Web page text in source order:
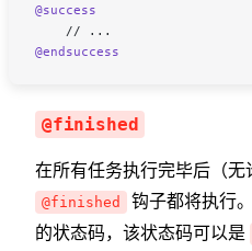
@success
    // ...
@endsuccess
@finished
在所有任务执行完毕后（
@finished 钩子都将执行。
的状态码，该状态码可以是